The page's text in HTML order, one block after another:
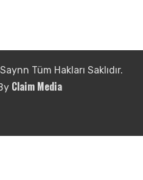
Tüm Hakları Saklıdır.
Claim Media